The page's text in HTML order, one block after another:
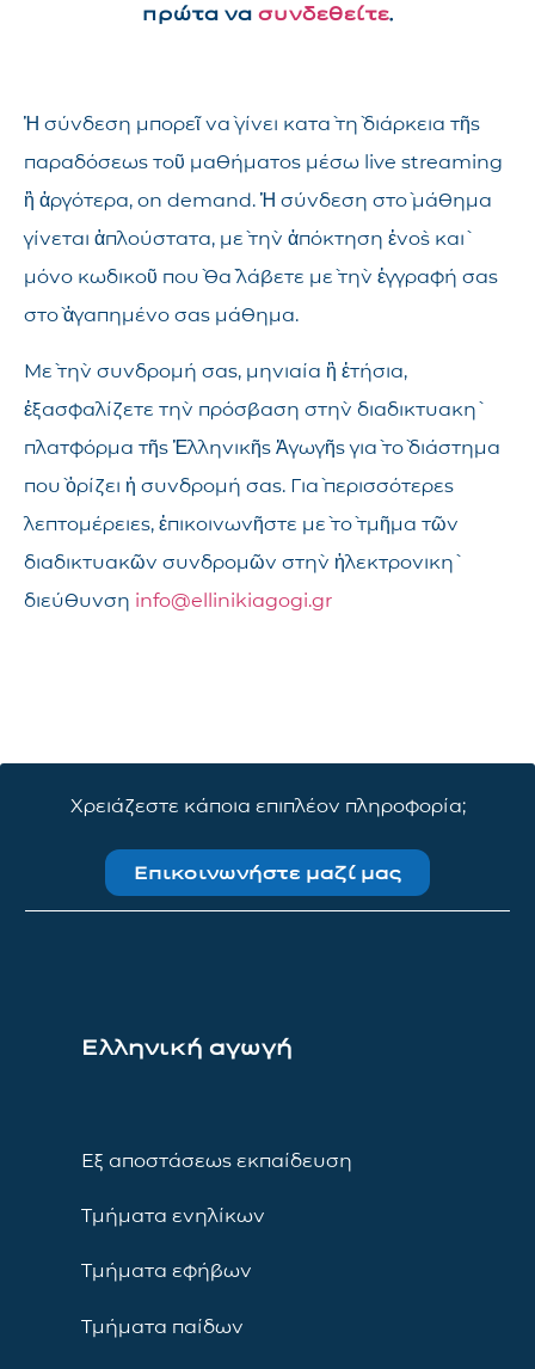
πρώτα να συνδεθείτε.
Ἡ σύνδεση μπορεῖ νὰ γίνει κατὰ τὴ διάρκεια τῆς
παραδόσεως τοῦ μαθήματος μέσω live streaming
ἢ ἀργότερα, on demand. Ἡ σύνδεση στὸ μάθημα
γίνεται ἁπλούστατα, μὲ τὴν ἀπόκτηση ἑνὸς καὶ
μόνο κωδικοῦ ποὺ θὰ λάβετε μὲ τὴν ἐγγραφή σας
στὸ ἀγαπημένο σας μάθημα.
Μὲ τὴν συνδρομή σας, μηνιαία ἢ ἐτήσια,
ἐξασφαλίζετε τὴν πρόσβαση στὴν διαδικτυακὴ
πλατφόρμα τῆς Ἑλληνικῆς Ἀγωγῆς γιὰ τὸ διάστημα
ποὺ ὁρίζει ἡ συνδρομή σας. Γιὰ περισσότερες
λεπτομέρειες, ἐπικοινωνῆστε μὲ τὸ τμῆμα τῶν
διαδικτυακῶν συνδρομῶν στὴν ἠλεκτρονικὴ
διεύθυνση info@ellinikiagogi.gr
Χρειάζεστε κάποια επιπλέον πληροφορία;
Επικοινωνήστε μαζί μας
Ελληνική αγωγή
Εξ αποστάσεως εκπαίδευση
Τμήματα ενηλίκων
Τμήματα εφήβων
Τμήματα παίδων